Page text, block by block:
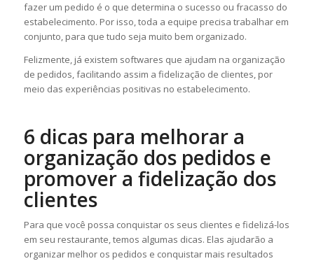
fazer um pedido é o que determina o sucesso ou fracasso do
estabelecimento. Por isso, toda a equipe precisa trabalhar em
conjunto, para que tudo seja muito bem organizado.
Felizmente, já existem softwares que ajudam na organização
de pedidos, facilitando assim a fidelização de clientes, por
meio das experiências positivas no estabelecimento.
6 dicas para melhorar a
organização dos pedidos e
promover a fidelização dos
clientes
Para que você possa conquistar os seus clientes e fidelizá-los
em seu restaurante, temos algumas dicas. Elas ajudarão a
organizar melhor os pedidos e conquistar mais resultados